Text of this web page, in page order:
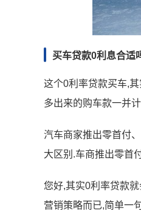
买车贷款0利息合适
这个0利率贷款买车,
多出来的购车款一并
汽车商家推出零首付
大区别.车商推出零首
您好,其实0利率贷款
营销策略而已,简单一